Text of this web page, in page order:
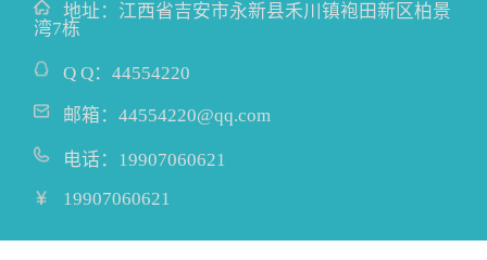
地址： 江西省吉安市永新县禾川镇袍田新区柏景
湾7栋
Q Q： 44554220
邮箱： 44554220@qq.com
电话： 19907060621
19907060621